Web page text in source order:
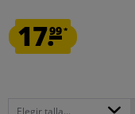
17.99*